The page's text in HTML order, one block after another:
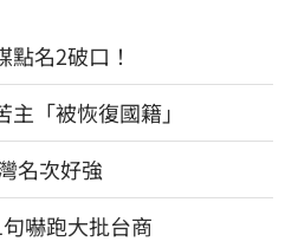
名2破口！
「被恢復國籍」
名次好強
嚇跑大批台商